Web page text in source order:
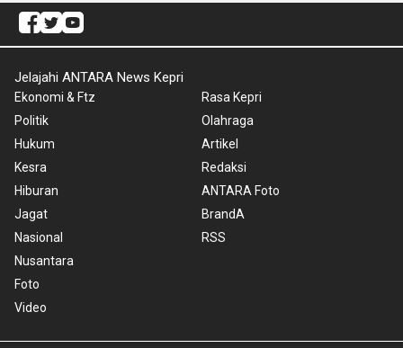
Jelajahi ANTARA News Kepri
Ekonomi & Ftz
Politik
Hukum
Kesra
Hiburan
Jagat
Nasional
Nusantara
Foto
Video
Rasa Kepri
Olahraga
Artikel
Redaksi
ANTARA Foto
BrandA
RSS